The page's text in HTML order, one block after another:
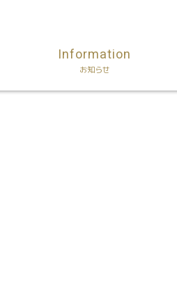
Information
お知らせ